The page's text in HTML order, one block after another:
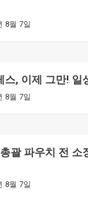
8월 7일
, 이제 그만! 일
8월 7일
괄 파우치 전 소
8월 7일